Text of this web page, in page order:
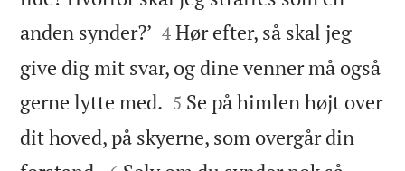
anden synder?’ 

4 Hør efter, så skal jeg
give dig mit svar, og dine venner må også
gerne lytte med. 

5 Se på himlen højt over
dit hoved, på skyerne, som overgår din